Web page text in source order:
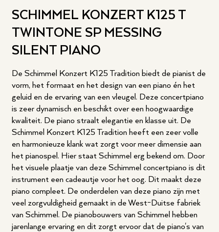
SCHIMMEL KONZERT K125 T
TWINTONE SP MESSING
SILENT PIANO
De Schimmel Konzert K125 Tradition biedt de pianist de
vorm, het formaat en het design van een piano én het
geluid en de ervaring van een vleugel. Deze concertpiano
is zeer dynamisch en beschikt over een hoogwaardige
kwaliteit. De piano straalt elegantie en klasse uit. De
Schimmel Konzert K125 Tradition heeft een zeer volle
en harmonieuze klank wat zorgt voor meer dimensie aan
het pianospel. Hier staat Schimmel erg bekend om. Door
het visuele plaatje van deze Schimmel concertpiano is dit
instrument een cadeautje voor het oog. Dit maakt deze
piano compleet. De onderdelen van deze piano zijn met
veel zorgvuldigheid gemaakt in de West-Duitse fabriek
van Schimmel. De pianobouwers van Schimmel hebben
jarenlange ervaring en dit zorgt ervoor dat de piano's van